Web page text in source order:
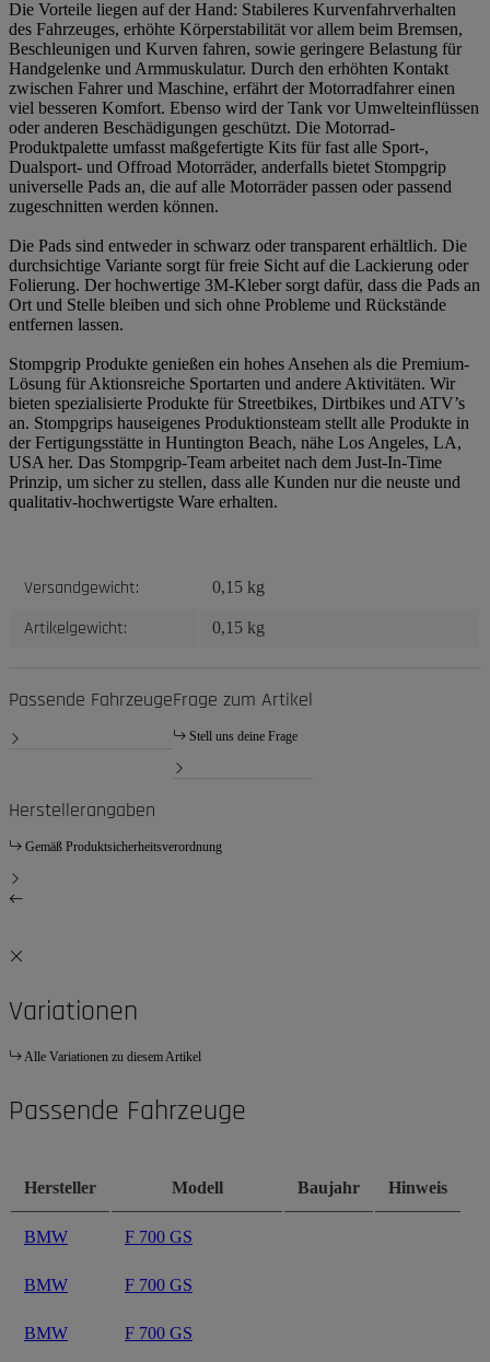
Die Vorteile liegen auf der Hand: Stabileres Kurvenfahrverhalten
des Fahrzeuges, erhöhte Körperstabilität vor allem beim Bremsen,
Beschleunigen und Kurven fahren, sowie geringere Belastung für
Handgelenke und Armmuskulatur. Durch den erhöhten Kontakt
zwischen Fahrer und Maschine, erfährt der Motorradfahrer einen
viel besseren Komfort. Ebenso wird der Tank vor Umwelteinflüssen
oder anderen Beschädigungen geschützt. Die Motorrad-
Produktpalette umfasst maßgefertigte Kits für fast alle Sport-,
Dualsport- und Offroad Motorräder, anderfalls bietet Stompgrip
universelle Pads an, die auf alle Motorräder passen oder passend
zugeschnitten werden können.
Die Pads sind entweder in schwarz oder transparent erhältlich. Die
durchsichtige Variante sorgt für freie Sicht auf die Lackierung oder
Folierung. Der hochwertige 3M-Kleber sorgt dafür, dass die Pads an
Ort und Stelle bleiben und sich ohne Probleme und Rückstände
entfernen lassen.
Stompgrip Produkte genießen ein hohes Ansehen als die Premium-
Lösung für Aktionsreiche Sportarten und andere Aktivitäten. Wir
bieten spezialisierte Produkte für Streetbikes, Dirtbikes und ATV’s
an. Stompgrips hauseigenes Produktionsteam stellt alle Produkte in
der Fertigungsstätte in Huntington Beach, nähe Los Angeles, LA,
USA her. Das Stompgrip-Team arbeitet nach dem Just-In-Time
Prinzip, um sicher zu stellen, dass alle Kunden nur die neuste und
qualitativ-hochwertigste Ware erhalten.
Produkteigenschaft
Wert
Versandgewicht: 0,15 kg
Artikelgewicht: 0,15 kg
Passende FahrzeugeFrage zum Artikel
Stell uns deine Frage
Herstellerangaben
Gemäß Produktsicherheitsverordnung
Variationen
Alle Variationen zu diesem Artikel
Passende Fahrzeuge
Hersteller Modell Baujahr Hinweis
BMW F 700 GS
BMW F 700 GS
BMW F 700 GS